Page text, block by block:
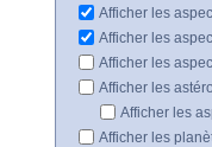
Afficher les
Afficher les
Afficher les
Afficher les
Afficher les
Afficher les